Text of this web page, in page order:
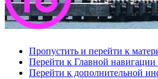
Пропустить и перейти к
Перейти к Главной
Перейти к дополнительной